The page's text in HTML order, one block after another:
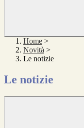
Home >
Novità >
Le notizie
Le notizie